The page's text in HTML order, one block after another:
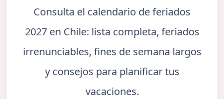
Consulta el calendario de feriados
2027 en Chile: lista completa, feriados
irrenunciables, fines de semana largos
y consejos para planificar tus
vacaciones.